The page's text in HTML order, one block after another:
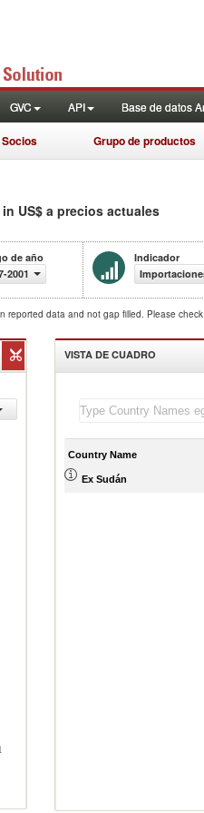
GVC API Base de datos
Socios Grupo de productos
in US$ a precios actuales
de año
2001
Indicador
reported data and not gap filled. Please
VISTA DE CUADRO
Country Name
Ex Sudán